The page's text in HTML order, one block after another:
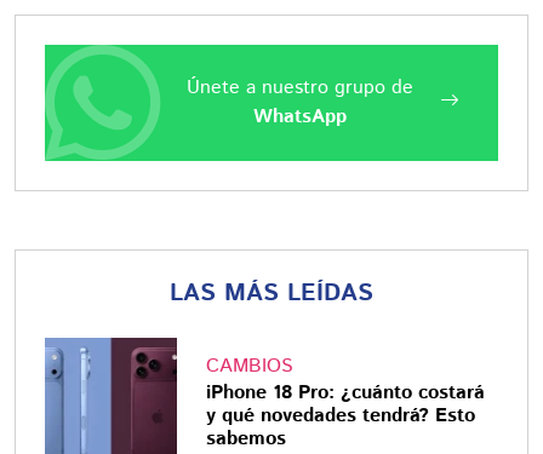
Únete a nuestro grupo de
WhatsApp
LAS MÁS LEÍDAS
CAMBIOS
iPhone 18 Pro: ¿cuánto costará
y qué novedades tendrá? Esto
sabemos